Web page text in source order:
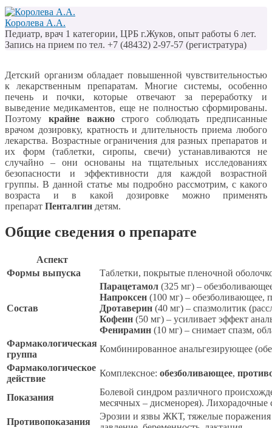
Королева А.А.
Педиатр, врач 1 категории, ЦРБ г.Жуков, опыт работы 6 лет.
Запись на прием по тел. +7 (48432) 2-97-57 (регистратура)
Детский организм обладает повышенной чувствительностью
к лекарственным препаратам. Многие системы, особенно
печень и почки, которые отвечают за переработку и
выведение медикаментов, еще не полностью сформированы.
Поэтому крайне важнострого соблюдать предписанные
врачом дозировку, кратность и длительность приема любого
лекарства. Возрастные ограничения для разных препаратов и
их форм (таблетки, сиропы, свечи) устанавливаются не
случайно – они основаны на тщательных исследованиях
безопасности и эффективности для каждой возрастной
группы. В данной статье мы подробно рассмотрим, с какого
возраста и в какой дозировке можно применять
препарат Пенталгин детям.
Общие сведения о препарате
Аспект
Формы выпуска
Таблетки, покрытые пленочной
Состав
Парацетамол (325 мг) –
Напроксен (100 мг) – обезболивающее,
Дротаверин (40 мг) – спазмолитик
Кофеин (50 мг) – усиливает эффект
Фенирамин (10 мг) – снимает спазм,
Фармакологическая
группа
Комбинированное анальгезирующее
Фармакологическое
действие
Комплексное: обезболивающее,
Показания
Болевой синдром различного
месячных – дисменорея). Лихорадочные
Противопоказания
Эрозии и язвы ЖКТ, тяжелые поражения